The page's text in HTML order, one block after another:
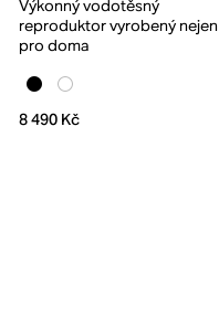
Výkonný vodotěsný
reproduktor vyrobený nejen
pro doma
8 490 Kč